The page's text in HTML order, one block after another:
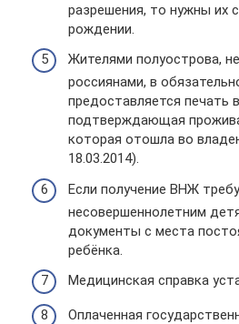
разрешения, то нужны их
рождении.
Жителями полуострова,
россиянами, в
предоставляется печать
подтверждающая
которая отошла во
18.03.2014).
Если получение ВНЖ
несовершеннолетним
документы с места
ребёнка.
Медицинская справка
Оплаченная